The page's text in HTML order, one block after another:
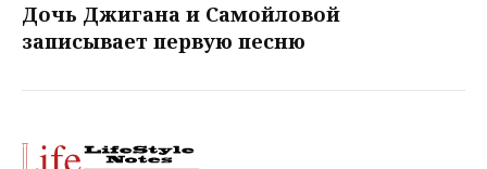
Дочь Джигана и Самойловой
записывает первую песню